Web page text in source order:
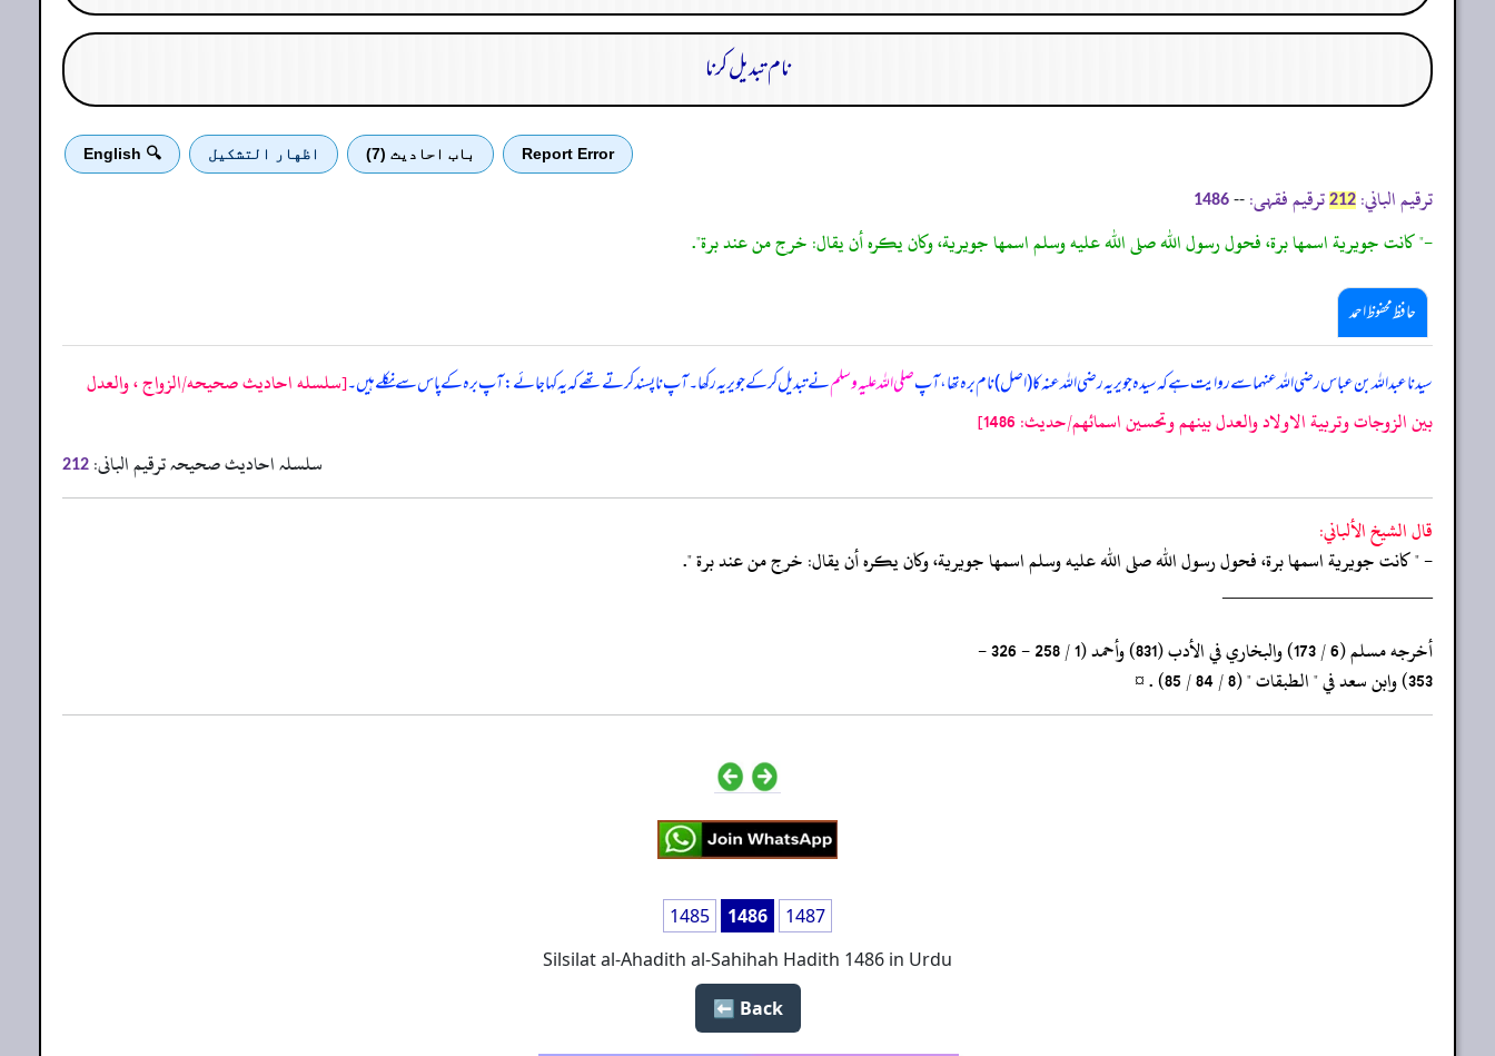
نام تبدیل کرنا
Report Error باب احادیث (7) اظهار التشكيل 🔍 English
ترقیم الباني: 212 ترقیم فقہی: --
1486
-" كانت جويرية اسمها برة، فحول رسول الله صلى الله عليه وسلم اسمها جويرية، وكان يكره أن يقال: خرج من عند برة".
حافظ محفوظ احمد
سیدنا عبداللہ بن عباس رضی اللہ عنہما سے روایت ہے کہ سیدہ جویریہ رضی اللہ عنہ کا (اصل) نام برہ تھا، آپصلی اللہ علیہ وسلمنے تبدیل کر کے جویریہ رکھا۔ آپ ناپسند کرتے تھے کہ یہ کہا جائے: آپ برہ کے پاس سے نکلے ہیں۔[سلسله احاديث صحيحه/الزواج ، والعدل
بين الزوجات وتربية الاولاد والعدل بينهم وتحسين اسمائهم/حدیث: 1486]
سلسلہ احادیث صحیحہ ترقیم البانی: 212
قال الشيخ الألباني:
- " كانت جويرية اسمها برة، فحول رسول الله صلى الله عليه وسلم اسمها جويرية، وكان يكره أن يقال: خرج من عند برة ".
‏‏‏‏_____________________
‏‏‏‏أخرجه مسلم (6 / 173) والبخاري في الأدب (831) وأحمد (1 / 258 - 326 -
1485 1486
1487
Silsilat al-Ahadith al-Sahihah Hadith 1486 in Urdu
Back ⬅️